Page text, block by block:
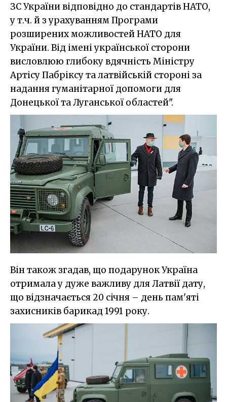
ЗС України відповідно до стандартів НАТО,
у т.ч. й з урахуванням Програми
розширених можливостей НАТО для
України. Від імені української сторони
висловлюю глибоку вдячність Міністру
Артісу Пабріксу та латвійській стороні за
надання гуманітарної допомоги для
Донецької та Луганської областей".
Він також згадав, що подарунок Україна
отримала у дуже важливу для Латвії дату,
що відзначається 20 січня – день пам'яті
захисників барикад 1991 року.